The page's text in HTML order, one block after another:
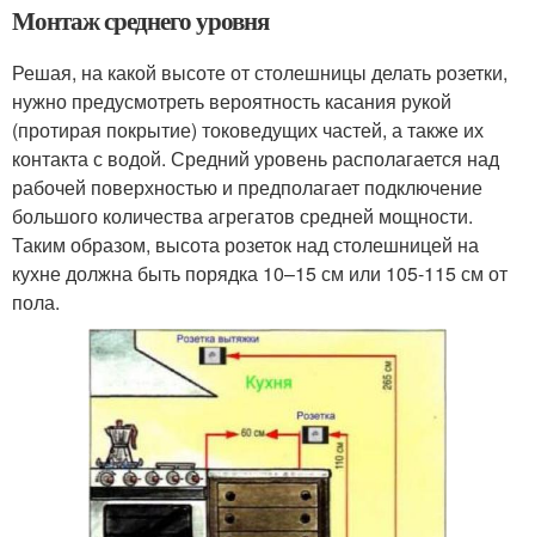
Монтаж среднего уровня
Решая, на какой высоте от столешницы делать розетки,
нужно предусмотреть вероятность касания рукой
(протирая покрытие) токоведущих частей, а также их
контакта с водой. Средний уровень располагается над
рабочей поверхностью и предполагает подключение
большого количества агрегатов средней мощности.
Таким образом, высота розеток над столешницей на
кухне должна быть порядка 10–15 см или 105-115 см от
пола.